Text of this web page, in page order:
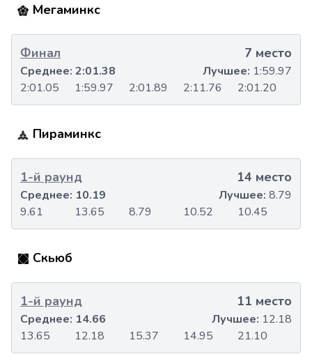
Мегаминкс
Финал 7 место
2:01.05 1:59.97 2:01.89 2:11.76 2:01.20
Среднее: 2:01.38 Лучшее: 1:59.97
Пираминкс
1-й раунд 14 место
9.61 13.65 8.79 10.52 10.45
Среднее: 10.19 Лучшее: 8.79
Скьюб
1-й раунд 11 место
13.65 12.18 15.37 14.95 21.10
Среднее: 14.66 Лучшее: 12.18